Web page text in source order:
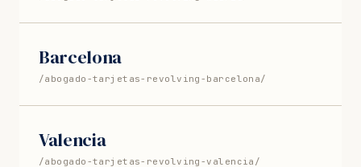
Barcelona
/abogado-tarjetas-revolving-barcelona/
Valencia
/abogado-tarjetas-revolving-valencia/